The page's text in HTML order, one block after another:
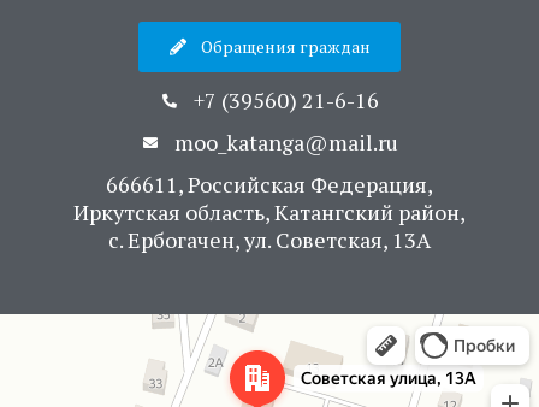
Обращения граждан
+7 (39560) 21-6-16
moo_katanga@mail.ru
666611, Российская Федерация,
Иркутская область, Катангский район,
с. Ербогачен, ул. Советская, 13А
Советская улица, 13А — Яндекс Карты